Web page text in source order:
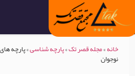
خانه»مجله قصر تک»پارچه شناسی»پارچه
نوجوان